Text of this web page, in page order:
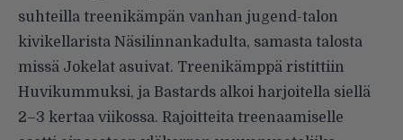
suhteilla treenikämpän vanhan jugend-talon
kivikellarista Näsilinnankadulta, samasta talosta
missä Jokelat asuivat. Treenikämppä ristittiin
Huvikummuksi, ja Bastards alkoi harjoitella siellä
2–3 kertaa viikossa. Rajoitteita treenaamiselle